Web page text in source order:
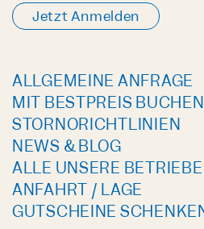
Jetzt Anmelden
ALLGEMEINE ANFRAGE
MIT BESTPREIS BUCHEN
STORNORICHTLINIEN
NEWS & BLOG
ALLE UNSERE BETRIEBE
ANFAHRT / LAGE
GUTSCHEINE